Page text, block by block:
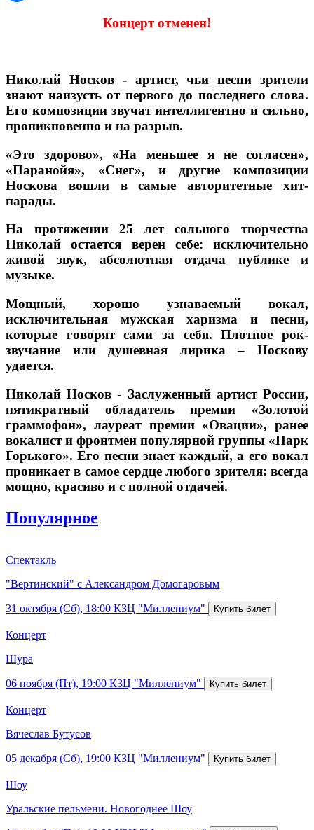
Концерт отменен!
Николай Носков - артист, чьи песни зрители
знают наизусть от первого до последнего слова.
Его композиции звучат интеллигентно и сильно,
проникновенно и на разрыв.
«Это здорово», «На меньшее я не согласен»,
«Паранойя», «Снег», и другие композиции
Носкова вошли в самые авторитетные хит-
парады.
На протяжении 25 лет сольного творчества
Николай остается верен себе: исключительно
живой звук, абсолютная отдача публике и
музыке.
Мощный, хорошо узнаваемый вокал,
исключительная мужская харизма и песни,
которые говорят сами за себя. Плотное рок-
звучание или душевная лирика – Носкову
удается.
Николай Носков - Заслуженный артист России,
пятикратный обладатель премии «Золотой
граммофон», лауреат премии «Овации», ранее
вокалист и фронтмен популярной группы «Парк
Горького». Его песни знает каждый, а его вокал
проникает в самое сердце любого зрителя: всегда
мощно, красиво и с полной отдачей.
Популярное
Спектакль
"Вертинский" с Александром Домогаровым
31 октября (Сб), 18:00 КЗЦ "Миллениум"
Концерт
Шура
06 ноября (Пт), 19:00 КЗЦ "Миллениум"
Концерт
Вячеслав Бутусов
05 декабря (Сб), 19:00 КЗЦ "Миллениум"
Шоу
Уральские пельмени. Новогоднее Шоу